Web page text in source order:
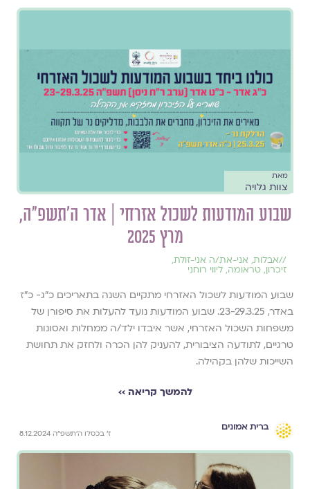
מאת
צוות גלויה
שבוע המודעות לשכול אזרחי | אדר ה׳תשפ״ה,
מרץ 2025
//אבלות, אני-את/ה אני-זולת,
זיכרון, טראומה, ליווי רוחני
שבוע המודעות לשכול האזרחי מתקיים השנה בתאריכים כ"ג- כ"ז
באדר, 23-29.3.25. שבוע המודעות נועד להעלות את סיפורן של
משפחות השכול האזרחי, אשר איבדו ילד/ה ממחלות ואסונות
טרגיים, לתודעה הציבורית, להעניק להן הכרה ולחזק את תחושת
השייכות שלהן בקהילה.
להמשך קריאה ››
ברית אמונים
ז׳ בכסלו ה׳תשפ״ה 8.12.2024